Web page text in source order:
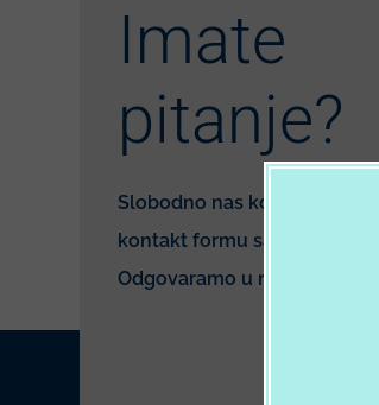
Imate
pitanje?
Slobodno nas kontaktirajte
kontakt formu sa desne
Odgovaramo u najkraćem